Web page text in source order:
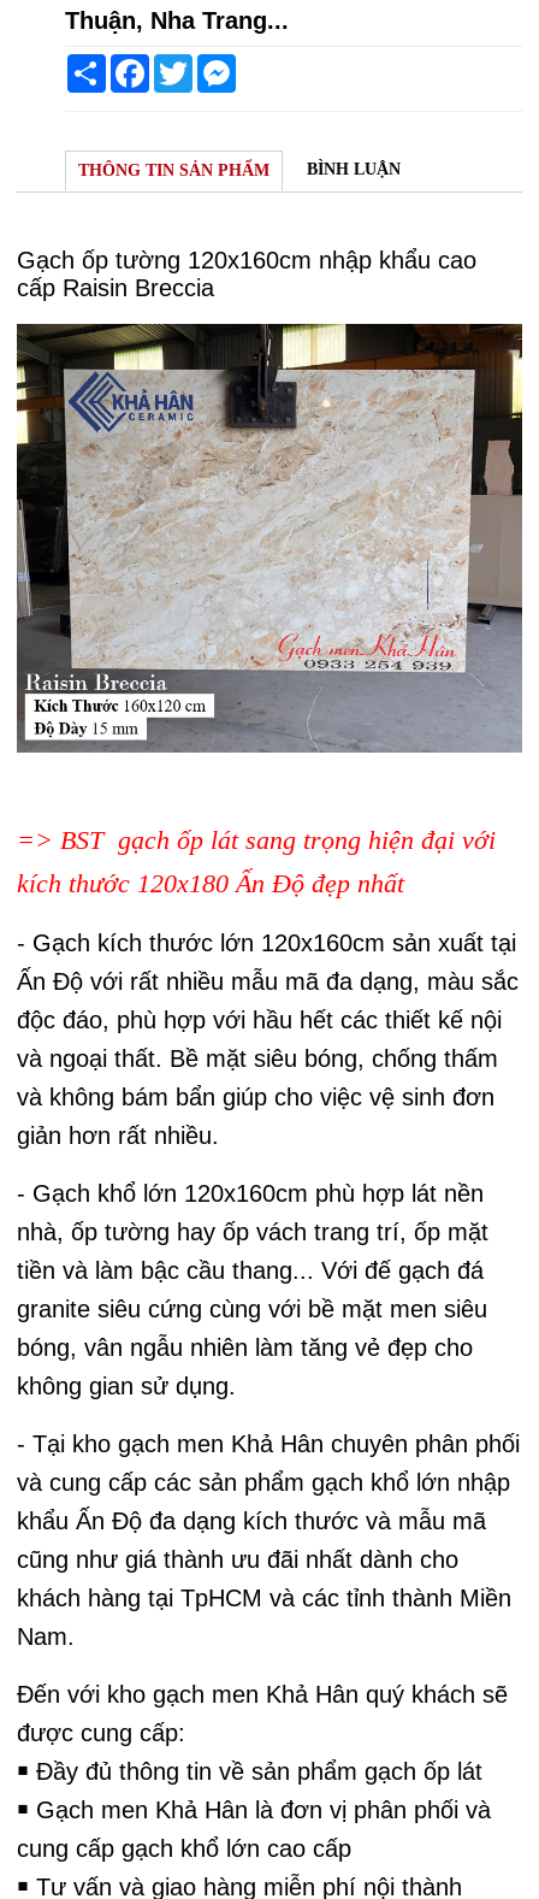
Thuận, Nha Trang...
Share Facebook
Twitter
THÔNG TIN SẢN PHẨM BÌNH LUẬN
Gạch ốp tường 120x160cm nhập khẩu cao
cấp Raisin Breccia
=> BST gạch ốp lát sang trọng hiện đại với
kích thước 120x180 Ấn Độ đẹp nhất
- Gạch kích thước lớn 120x160cm sản xuất tại
Ấn Độ với rất nhiều mẫu mã đa dạng, màu sắc
độc đáo, phù hợp với hầu hết các thiết kế nội
và ngoại thất. Bề mặt siêu bóng, chống thấm
và không bám bẩn giúp cho việc vệ sinh đơn
giản hơn rất nhiều.
- Gạch khổ lớn 120x160cm phù hợp lát nền
nhà, ốp tường hay ốp vách trang trí, ốp mặt
tiền và làm bậc cầu thang... Với đế gạch đá
granite siêu cứng cùng với bề mặt men siêu
bóng, vân ngẫu nhiên làm tăng vẻ đẹp cho
không gian sử dụng.
- Tại kho gạch men Khả Hân chuyên phân phối
và cung cấp các sản phẩm gạch khổ lớn nhập
khẩu Ấn Độ đa dạng kích thước và mẫu mã
cũng như giá thành ưu đãi nhất dành cho
khách hàng tại TpHCM và các tỉnh thành Miền
Nam.
Đến với kho gạch men Khả Hân quý khách sẽ
được cung cấp:
￭ Đầy đủ thông tin về sản phẩm gạch ốp lát
￭ Gạch men Khả Hân là đơn vị phân phối và
cung cấp gạch khổ lớn cao cấp
￭ Tư vấn và giao hàng miễn phí nội thành